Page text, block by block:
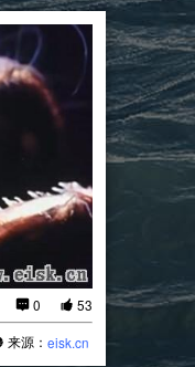
0
53
来源：eisk.cn